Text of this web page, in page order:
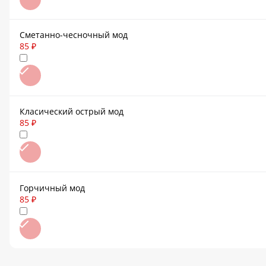
Сметанно-чесночный мод
85 ₽
Класический острый мод
85 ₽
Горчичный мод
85 ₽